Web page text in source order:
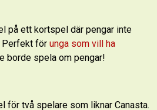
på ett kortspel där pengar inte
Perfekt för unga som vill ha
borde spela om pengar!
för två spelare som liknar Canasta.